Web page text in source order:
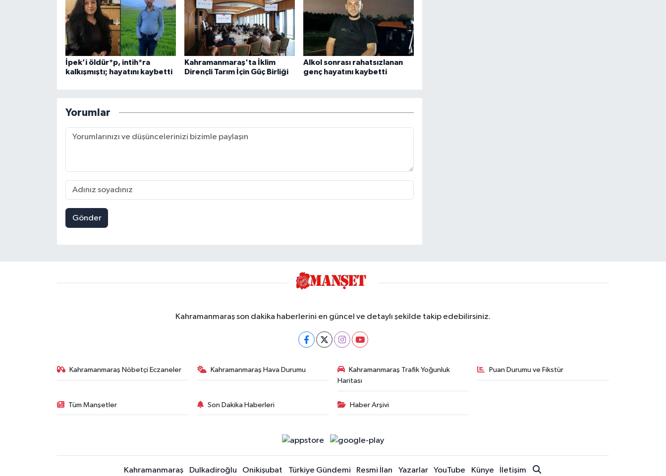
İpek’i öldür*p, intih*ra
kalkışmıştı; hayatını kaybetti
Kahramanmaraş'ta İklim
Dirençli Tarım İçin Güç Birliği
Alkol sonrası rahatsızlanan
genç hayatını kaybetti
Yorumlar
Gönder
Kahramanmaraş son dakika haberlerini en güncel ve detaylı şekilde takip edebilirsiniz.
Kahramanmaraş Nöbetçi Eczaneler Kahramanmaraş Hava Durumu
Kahramanmaraş Trafik Yoğunluk
Haritası
Puan Durumu ve Fikstür
Tüm Manşetler Son Dakika Haberleri Haber Arşivi
Kahramanmaraş Dulkadiroğlu Onikişubat Türkiye Gündemi Resmi İlan Yazarlar YouTube Künye İletişim